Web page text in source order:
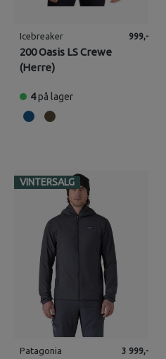
Icebreaker
200 Oasis LS Crewe
(Herre)
999,-
4på lager
VINTERSALG
Patagonia 3 999,-